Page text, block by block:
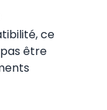
ce
être